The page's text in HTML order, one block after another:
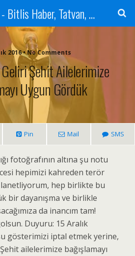
Ajans13.com - Bitlis Haber, Tatvan, Ahlat, Adilcevaz, Mutki, Hizan, Güroymak, Gazete, Ajans, 13, Haber
2016 • No Comments
Şehit Ailelerimize
Uygun Gördük
Pin Mail SMS
fotoğrafının altına şu notu
hepimizi kahreden terör
lanetliyorum, hep birlikte bu
bir dayanışma ve birlikle
da inancım tam!
Duyuru: 15 Aralık
gösterimizi iptal etmek yerine,
ailelerimize bağışlamayı